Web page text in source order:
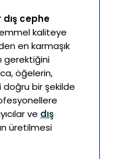
cephe
kaliteye
en karmaşık
gerektiğini
öğelerin,
bir şekilde
ve dış
üretilmesi